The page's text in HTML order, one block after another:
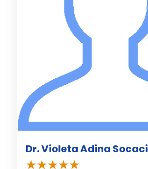
Dr. Violeta Adina Socaci